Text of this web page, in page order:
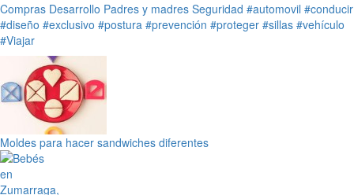
Compras Desarrollo Padres y madres Seguridad #automovil #conducir
#diseño #exclusivo #postura #prevención #proteger #sillas #vehículo
#Viajar
Moldes para hacer sandwiches diferentes